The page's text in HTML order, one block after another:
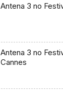
Antena 3 no
Antena 3 no
Cannes